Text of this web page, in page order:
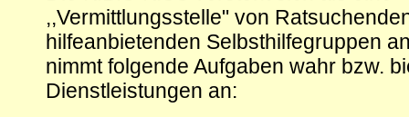
,,Vermittlungsstelle" von
hilfeanbietenden Selbsthilfegruppen
nimmt folgende Aufgaben wahr bzw.
Dienstleistungen an: